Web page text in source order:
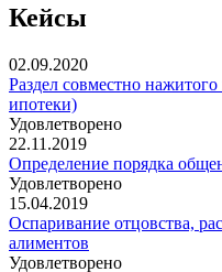
Кейсы
02.09.2020
Раздел совместно
ипотеки)
Удовлетворено
22.11.2019
Определение порядка
Удовлетворено
15.04.2019
Оспаривание отцовства,
алиментов
Удовлетворено